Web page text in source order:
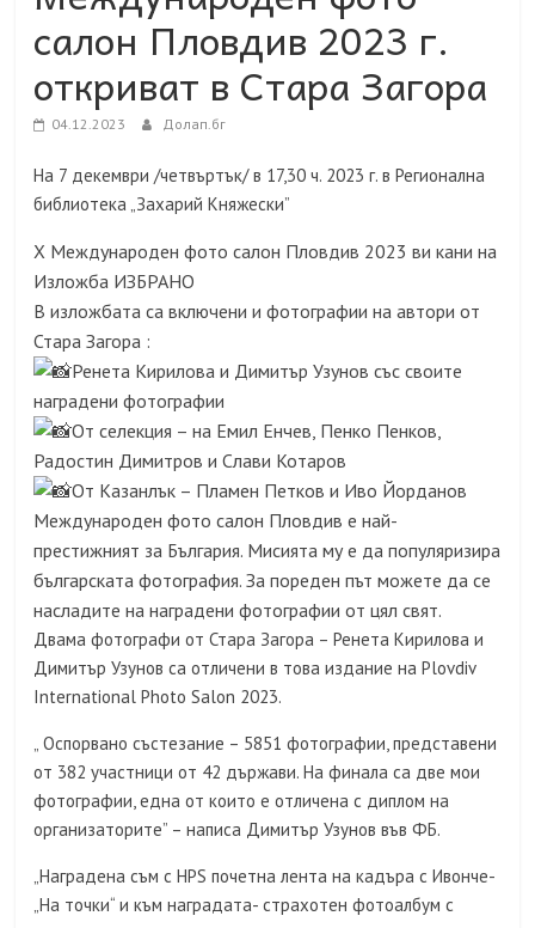
салон Пловдив 2023 г.
откриват в Стара Загора
04.12.2023 Долап.бг
На 7 декември /четвъртък/ в 17,30 ч. 2023 г. в Регионална
библиотека „Захарий Княжески”
X Международен фото салон Пловдив 2023 ви кани на
Изложба ИЗБРАНО
В изложбата са включени и фотографии на автори от
Стара Загора :
Ренета Кирилова и Димитър Узунов със своите
наградени фотографии
От селекция – на Емил Енчев, Пенко Пенков,
Радостин Димитров и Слави Котаров
От Казанлък – Пламен Петков и Иво Йорданов
Международен фото салон Пловдив е най-
престижният за България. Мисията му е да популяризира
българската фотография. За пореден път можете да се
насладите на наградени фотографии от цял свят.
Двама фотографи от Стара Загора – Ренета Кирилова и
Димитър Узунов са отличени в това издание на Plovdiv
International Photo Salon 2023.
„ Оспорвано състезание – 5851 фотографии, представени
от 382 участници от 42 държави. На финала са две мои
фотографии, една от които е отличена с диплом на
организаторите” – написа Димитър Узунов във ФБ.
„Наградена съм с HPS почетна лента на кадъра с Ивонче-
„На точки“ и към наградата- страхотен фотоалбум с